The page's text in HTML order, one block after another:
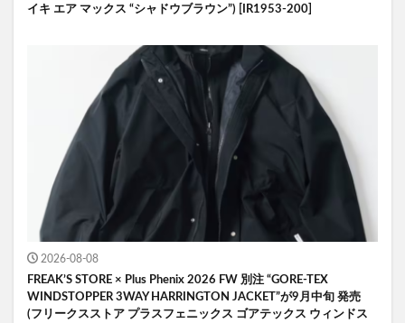
イキ エア マックス “シャドウブラウン”) [IR1953-200]
2026-08-08
FREAK’S STORE × Plus Phenix 2026 FW 別注 “GORE-TEX
WINDSTOPPER 3WAY HARRINGTON JACKET”が9月中旬 発売
(フリークスストア プラスフェニックス ゴアテックス ウィンドス